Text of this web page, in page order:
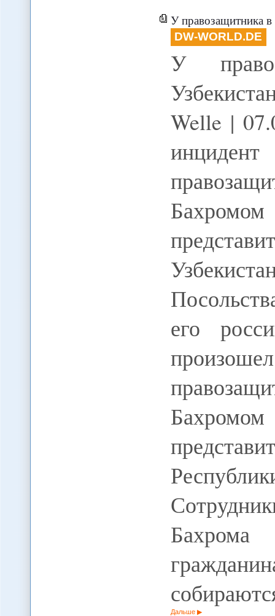
У правозащитника в
DW-WORLD.DE
У
Welle |
его
Дальше